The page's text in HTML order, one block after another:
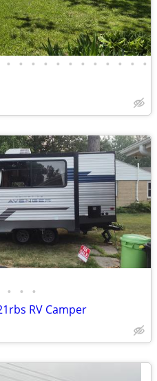
• • • • • • • • • • • •
• • •
RV Camper